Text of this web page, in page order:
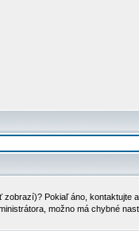
Pokiaľ áno, kontaktujte
možno má chybné